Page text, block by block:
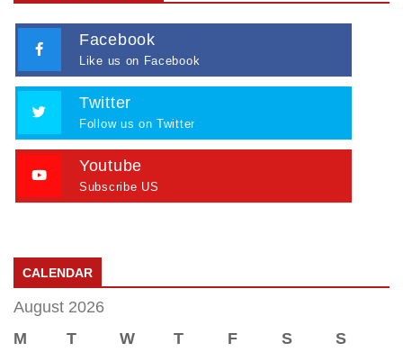
Facebook
Like us on Facebook
Twitter
Follow us on Twitter
Youtube
Subscribe US
CALENDAR
August 2026
M
T W T F S
S